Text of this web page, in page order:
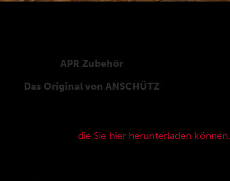
APR Zubehör
Das Original von ANSCHÜTZ
die Sie hier herunterladen können.